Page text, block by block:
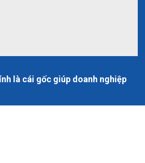
là cái gốc giúp doanh nghiệp